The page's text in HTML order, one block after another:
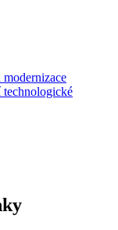
modernizace
technologické